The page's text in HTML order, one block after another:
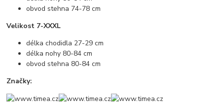
obvod stehna 74-78 cm
Velikost 7-XXXL
délka chodidla 27-29 cm
délka nohy 80-84 cm
obvod stehna 80-84 cm
Značky: